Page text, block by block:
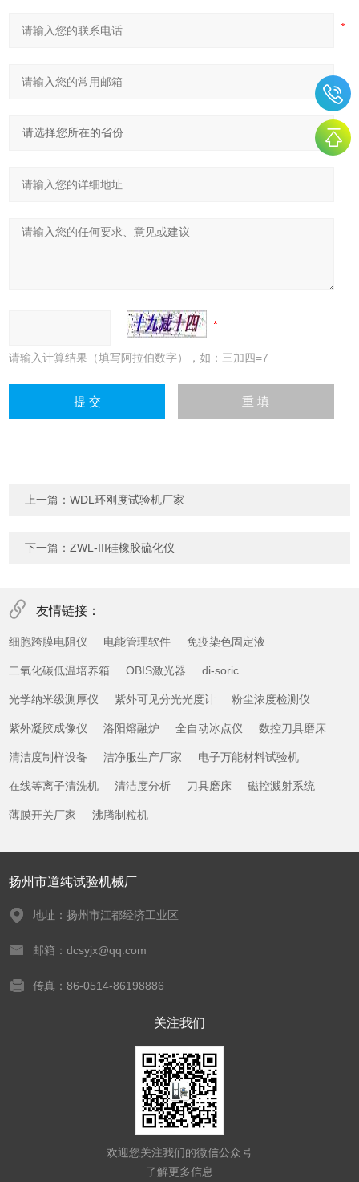
请输入计算结果（填写阿拉伯数字），如：三加四=7
上一篇：WDL环刚度试验机厂家
下一篇：ZWL-III硅橡胶硫化仪
友情链接：
细胞跨膜电阻仪 电能管理软件 免疫染色固定液
二氧化碳低温培养箱 OBIS激光器 di-soric
光学纳米级测厚仪 紫外可见分光光度计 粉尘浓度检测仪
紫外凝胶成像仪 洛阳熔融炉 全自动冰点仪 数控刀具磨床
清洁度制样设备 洁净服生产厂家 电子万能材料试验机
在线等离子清洗机 清洁度分析 刀具磨床 磁控溅射系统
薄膜开关厂家 沸腾制粒机
扬州市道纯试验机械厂
地址：扬州市江都经济工业区
邮箱：dcsyjx@qq.com
传真：86-0514-86198886
关注我们
欢迎您关注我们的微信公众号
了解更多信息